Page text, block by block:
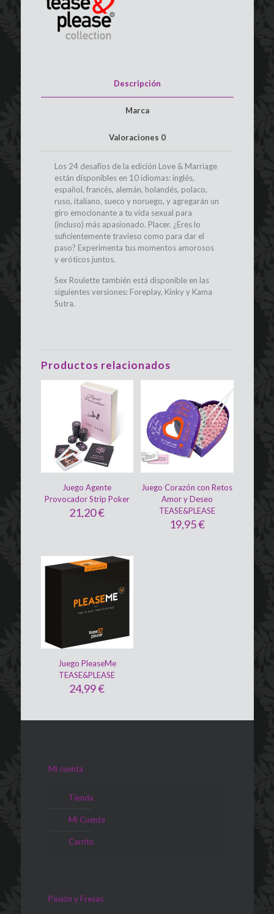
Descripción
Marca
Valoraciones 0
Los 24 desafíos de la edición Love & Marriage
están disponibles en 10 idiomas: inglés,
español, francés, alemán, holandés, polaco,
ruso, italiano, sueco y noruego, y agregarán un
giro emocionante a tu vida sexual para
(incluso) más apasionado. Placer. ¿Eres lo
suficientemente travieso como para dar el
paso? Experimenta tus momentos amorosos
y eróticos juntos.
Sex Roulette también está disponible en las
siguientes versiones: Foreplay, Kinky y Kama
Sutra.
Productos relacionados
Juego Agente
Provocador Strip Poker
21,20€
Juego Corazón con Retos
Amor y Deseo
TEASE&PLEASE
19,95€
Juego PleaseMe
TEASE&PLEASE
24,99€
Mi cuenta
Tienda
Mi Cuenta
Carrito
Pasión y Fresas